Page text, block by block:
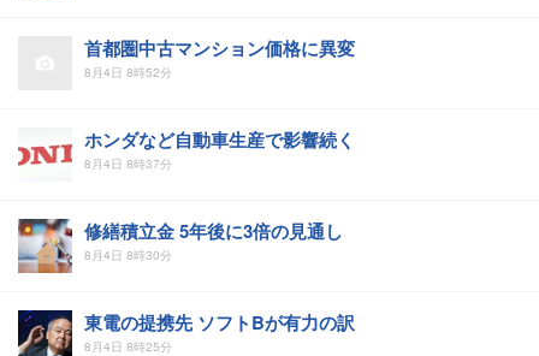
首都圏中古マンション価格に異変
8月4日 8時52分
ホンダなど自動車生産で影響続く
8月4日 8時37分
修繕積立金 5年後に3倍の見通し
8月4日 8時30分
東電の提携先 ソフトBが有力の訳
8月4日 8時25分